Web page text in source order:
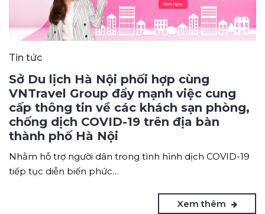
Tin tức
Sở Du lịch Hà Nội phối hợp cùng
VNTravel Group đẩy mạnh việc cung
cấp thông tin về các khách sạn phòng,
chống dịch COVID-19 trên địa bàn
thành phố Hà Nội
Nhằm hỗ trợ người dân trong tình hình dịch COVID-19
tiếp tục diễn biến phức…
Xem thêm